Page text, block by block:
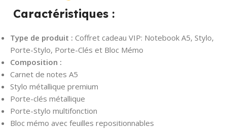
Caractéristiques :
Type de produit : Coffret cadeau VIP: Notebook A5, Stylo,
Porte-Stylo, Porte-Clés et Bloc Mémo
Composition :
Carnet de notes A5
Stylo métallique premium
Porte-clés métallique
Porte-stylo multifonction
Bloc mémo avec feuilles repositionnables